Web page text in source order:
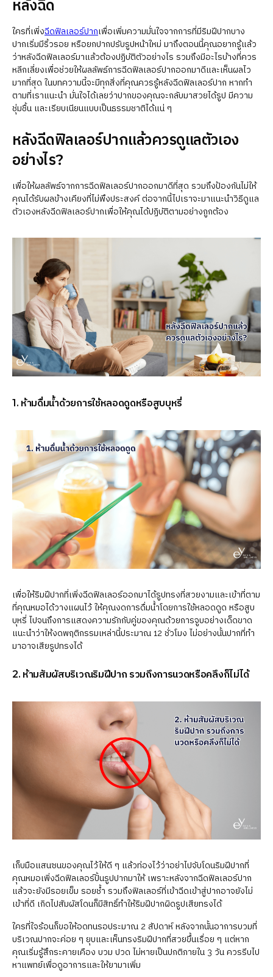
หลังฉีด
ใครที่เพิ่งฉีดฟิลเลอร์ปากเพื่อเพิ่มความมั่นใจจากการที่มีริมฝีปากบาง
ปากเริ่มมีริ้วรอย หรือยกปากปรับรูปหน้าใหม่ มาถึงตอนนี้คุณอยากรู้แล้ว
ว่าหลังฉีดฟิลเลอร์มาแล้วต้องปฏิบัติตัวอย่างไร รวมถึงมีอะไรบ้างที่ควร
หลีกเลี่ยงเพื่อช่วยให้ผลลัพธ์การฉีดฟิลเลอร์ปากออกมาดีและเห็นผลไว
มากที่สุด ในบทความนี้จะมีทุกสิ่งที่คุณควรรู้หลังฉีดฟิลเลอร์ปาก หากทำ
ตามที่เราแนะนำ มั่นใจได้เลยว่าปากของคุณจะกลับมาสวยได้รูป มีความ
ชุ่มชื้น และเรียบเนียนแบบเป็นธรรมชาติได้แน่ ๆ
หลังฉีดฟิลเลอร์ปากแล้วควรดูแลตัวเอง
อย่างไร?
เพื่อให้ผลลัพธ์จากการฉีดฟิลเลอร์ปากออกมาดีที่สุด รวมถึงป้องกันไม่ให้
คุณได้รับผลข้างเคียงที่ไม่พึงประสงค์ ต่อจากนี้ไปเราจะมาแนะนำวิธีดูแล
ตัวเองหลังฉีดฟิลเลอร์ปากเพื่อให้คุณได้ปฏิบัติตามอย่างถูกต้อง
1. ห้ามดื่มน้ำด้วยการใช้หลอดดูดหรือสูบบุหรี่
เพื่อให้ริมฝีปากที่เพิ่งฉีดฟิลเลอร์ออกมาได้รูปทรงที่สวยงามและเข้าที่ตาม
ที่คุณหมอได้วางแผนไว้ ให้คุณงดการดื่มน้ำโดยการใช้หลอดดูด หรือสูบ
บุหรี่ ไปจนถึงการแสดงความรักกับคู่ของคุณด้วยการจูบอย่างเด็ดขาด
แนะนำว่าให้งดพฤติกรรมเหล่านี้ประมาณ 12 ชั่วโมง ไม่อย่างนั้นปากที่ทำ
มาอาจเสียรูปทรงได้
2. ห้ามสัมผัสบริเวณริมฝีปาก รวมถึงการนวดหรือคลึงก็ไม่ได้
เก็บมือแสนซนของคุณไว้ให้ดี ๆ แล้วท่องไว้ว่าอย่าไปจับโดนริมฝีปากที่
คุณหมอเพิ่งฉีดฟิลเลอร์ปั้นรูปปากมาให้ เพราะหลังจากฉีดฟิลเลอร์ปาก
แล้วจะยังมีรอยเข็ม รอยช้ำ รวมถึงฟิลเลอร์ที่เข้าฉีดเข้าสู่ปากอาจยังไม่
เข้าที่ดี เกิดไปสัมผัสโดนก็มีสิทธิ์ทำให้ริมฝีปากผิดรูปเสียทรงได้
ใครที่ใจร้อนก็ขอให้อดทนรอประมาณ 2 สัปดาห์ หลังจากนั้นอาการบวมที่
บริเวณปากจะค่อย ๆ ยุบและเห็นทรงริมฝีปากที่สวยขึ้นเรื่อย ๆ แต่หาก
คุณเริ่มรู้สึกระคายเคือง บวม ปวด ไม่หายเป็นปกติภายใน 3 วัน ควรรีบไป
หาแพทย์เพื่อดูอาการและให้ยามาเพิ่ม